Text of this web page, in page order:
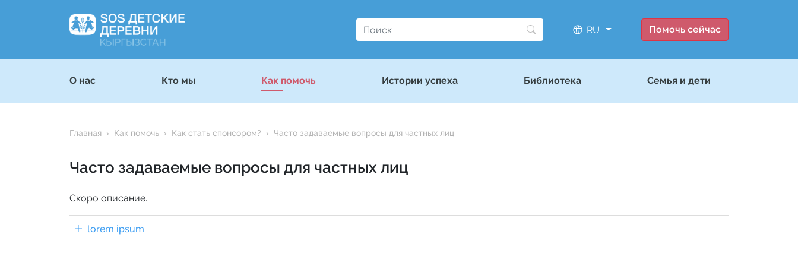
RU Помочь сейчас
О нас Кто мы Как помочь Истории успеха Библиотека Семья и дети
Главная Как помочь Как стать спонсором? Часто задаваемые вопросы для частных лиц
Часто задаваемые вопросы для частных лиц
Скоро описание...
lorem ipsum